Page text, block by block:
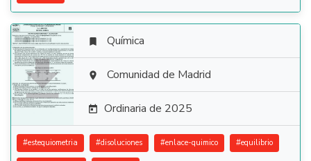

 Química
 Comunidad de Madrid
 Ordinaria de 2025
#estequiometria #disoluciones #enlace-quimico #equilibrio